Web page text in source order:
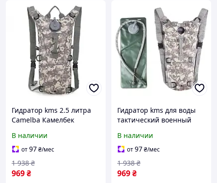
Гидратор kms 2.5 литра
Camelba Камелбек
питьевая система
туристическая для
страйкбола zin
В наличии
от97₴/мес
969₴
1 938 ₴
Гидратор kms для воды
тактический военный
питьевая система для
бега страйкбола пиксель
zin
В наличии
от97₴/мес
969₴
1 938 ₴